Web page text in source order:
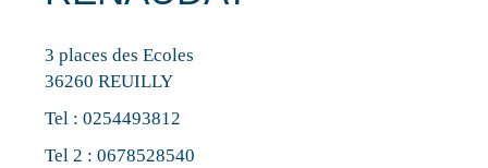
3 places des Ecoles
36260 REUILLY
Tel :0254493812
Tel 2 :0678528540